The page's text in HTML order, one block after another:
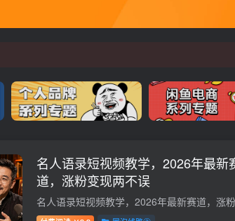
名人语录短视频教学，2026年最新
道，涨粉变现两不误